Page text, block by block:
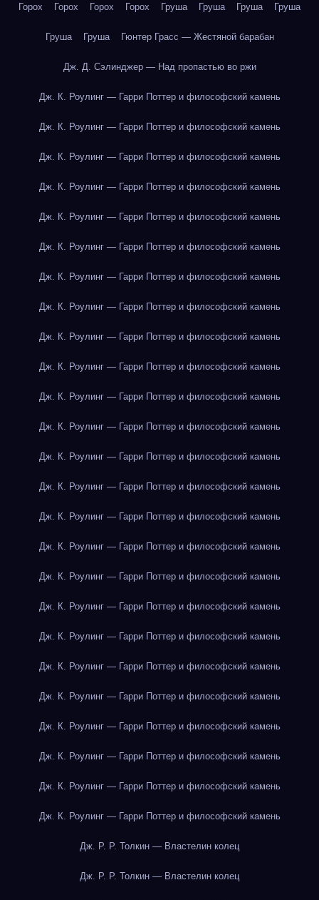
Горох Горох Горох Горох Груша Груша Груша Груша
Груша Груша Гюнтер Грасс — Жестяной барабан
Дж. Д. Сэлинджер — Над пропастью во ржи
Дж. К. Роулинг — Гарри Поттер и философский камень
Дж. К. Роулинг — Гарри Поттер и философский камень
Дж. К. Роулинг — Гарри Поттер и философский камень
Дж. К. Роулинг — Гарри Поттер и философский камень
Дж. К. Роулинг — Гарри Поттер и философский камень
Дж. К. Роулинг — Гарри Поттер и философский камень
Дж. К. Роулинг — Гарри Поттер и философский камень
Дж. К. Роулинг — Гарри Поттер и философский камень
Дж. К. Роулинг — Гарри Поттер и философский камень
Дж. К. Роулинг — Гарри Поттер и философский камень
Дж. К. Роулинг — Гарри Поттер и философский камень
Дж. К. Роулинг — Гарри Поттер и философский камень
Дж. К. Роулинг — Гарри Поттер и философский камень
Дж. К. Роулинг — Гарри Поттер и философский камень
Дж. К. Роулинг — Гарри Поттер и философский камень
Дж. К. Роулинг — Гарри Поттер и философский камень
Дж. К. Роулинг — Гарри Поттер и философский камень
Дж. К. Роулинг — Гарри Поттер и философский камень
Дж. К. Роулинг — Гарри Поттер и философский камень
Дж. К. Роулинг — Гарри Поттер и философский камень
Дж. К. Роулинг — Гарри Поттер и философский камень
Дж. К. Роулинг — Гарри Поттер и философский камень
Дж. К. Роулинг — Гарри Поттер и философский камень
Дж. К. Роулинг — Гарри Поттер и философский камень
Дж. К. Роулинг — Гарри Поттер и философский камень
Дж. Р. Р. Толкин — Властелин колец
Дж. Р. Р. Толкин — Властелин колец